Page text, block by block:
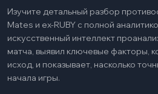
Изучите детальный разбор
Mates и ex-RUBY с полной
искусственный интеллект
матча, выявил ключевые факторы,
исход, и показывает, насколько
начала игры.